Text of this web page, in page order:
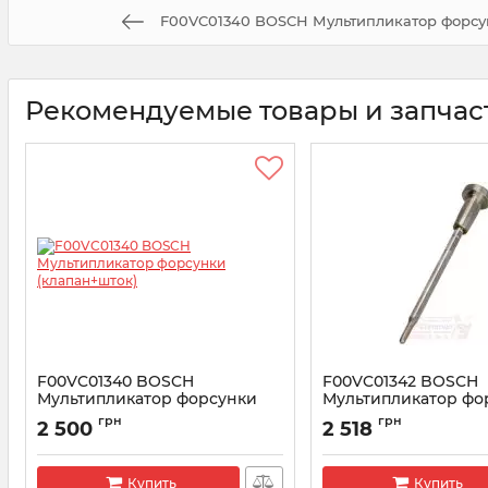
F00VC01340 BOSCH Мультипликатор
Рекомендуемые товары и
F00VC01340 BOSCH
Мультипликатор форсунки
(клапан+шток)
Артикул:
2 500 грн
Купить
F00VC01342 BOSCH
Мультипликатор
(клапан+шток)
Артикул:
2 518 грн
Купить